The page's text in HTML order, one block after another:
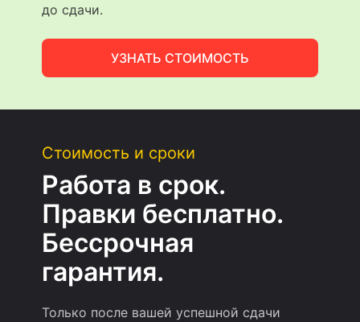
до сдачи.
УЗНАТЬ СТОИМОСТЬ
Стоимость и сроки
Работа в срок.
Правки бесплатно.
Бессрочная
гарантия.
Только после вашей успешной сдачи